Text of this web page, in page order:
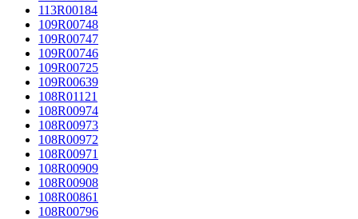
113R00184
109R00748
109R00747
109R00746
109R00725
109R00639
108R01121
108R00974
108R00973
108R00972
108R00971
108R00909
108R00908
108R00861
108R00796